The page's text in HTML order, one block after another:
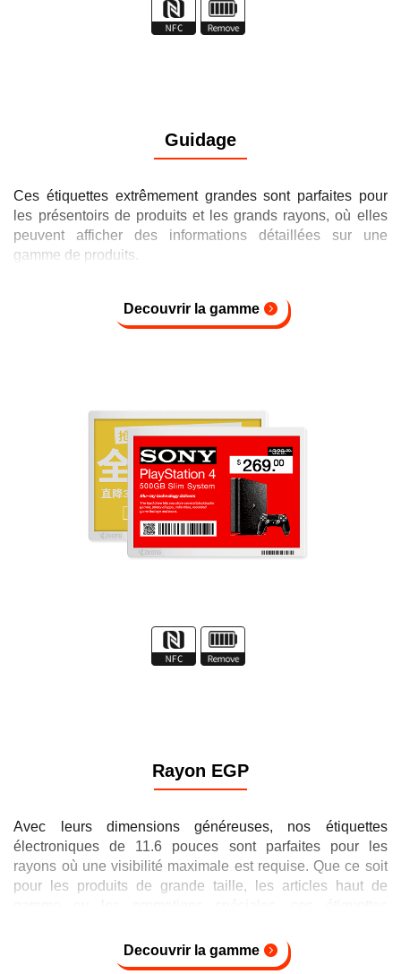
Guidage
Ces étiquettes extrêmement grandes sont parfaites pour
les présentoirs de produits et les grands rayons, où elles
peuvent afficher des informations détaillées sur une
gamme de produits.
Decouvrir la gamme
Rayon EGP
Avec leurs dimensions généreuses, nos étiquettes
électroniques de 11.6 pouces sont parfaites pour les
rayons où une visibilité maximale est requise. Que ce soit
pour les produits de grande taille, les articles haut de
et de stock. Leur grande taille facilite la lecture et améliore
ainsi l’expérience client.
Decouvrir la gamme